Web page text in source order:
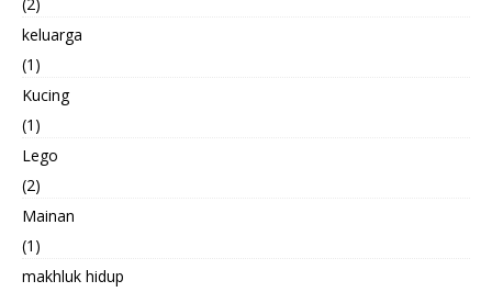
keluarga
(1)
Kucing
(1)
Lego
(2)
Mainan
(1)
makhluk hidup